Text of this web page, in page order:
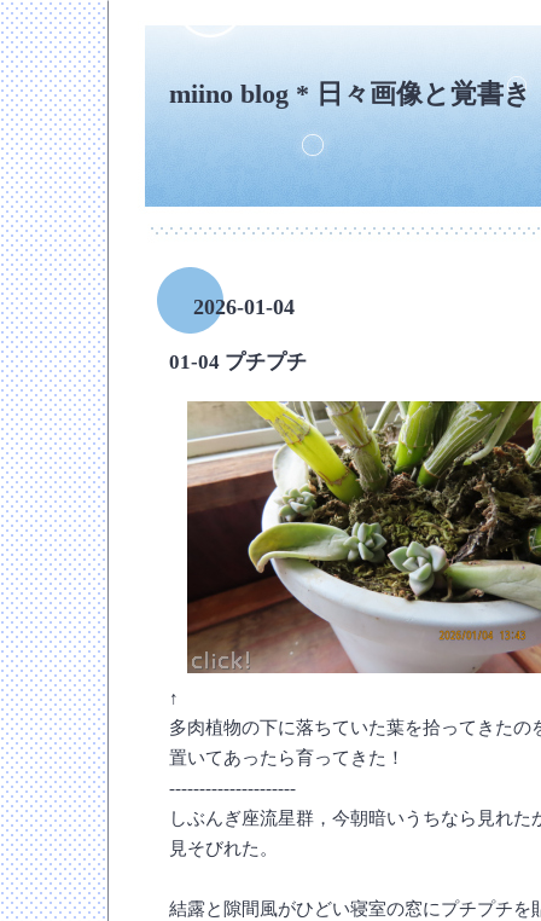
miino blog * 日々画像と覚書き
01-04 プチプチ
2026-01-04
↑
多肉植物の下に落ちていた葉を拾ってきたの
置いてあったら育ってきた！
---------------------
しぶんぎ座流星群，今朝暗いうちなら見れ
見そびれた。
結露と隙間風がひどい寝室の窓にプチプチを